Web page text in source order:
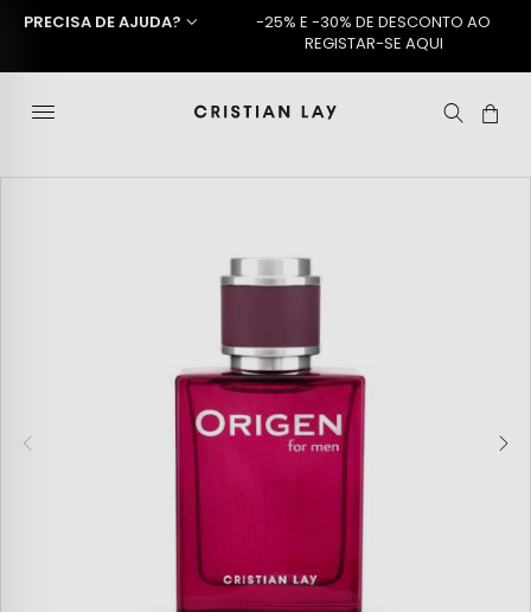
PRECISA DE AJUDA?
-25% E -30% DE DESCONTO AO
REGISTAR-SE AQUI